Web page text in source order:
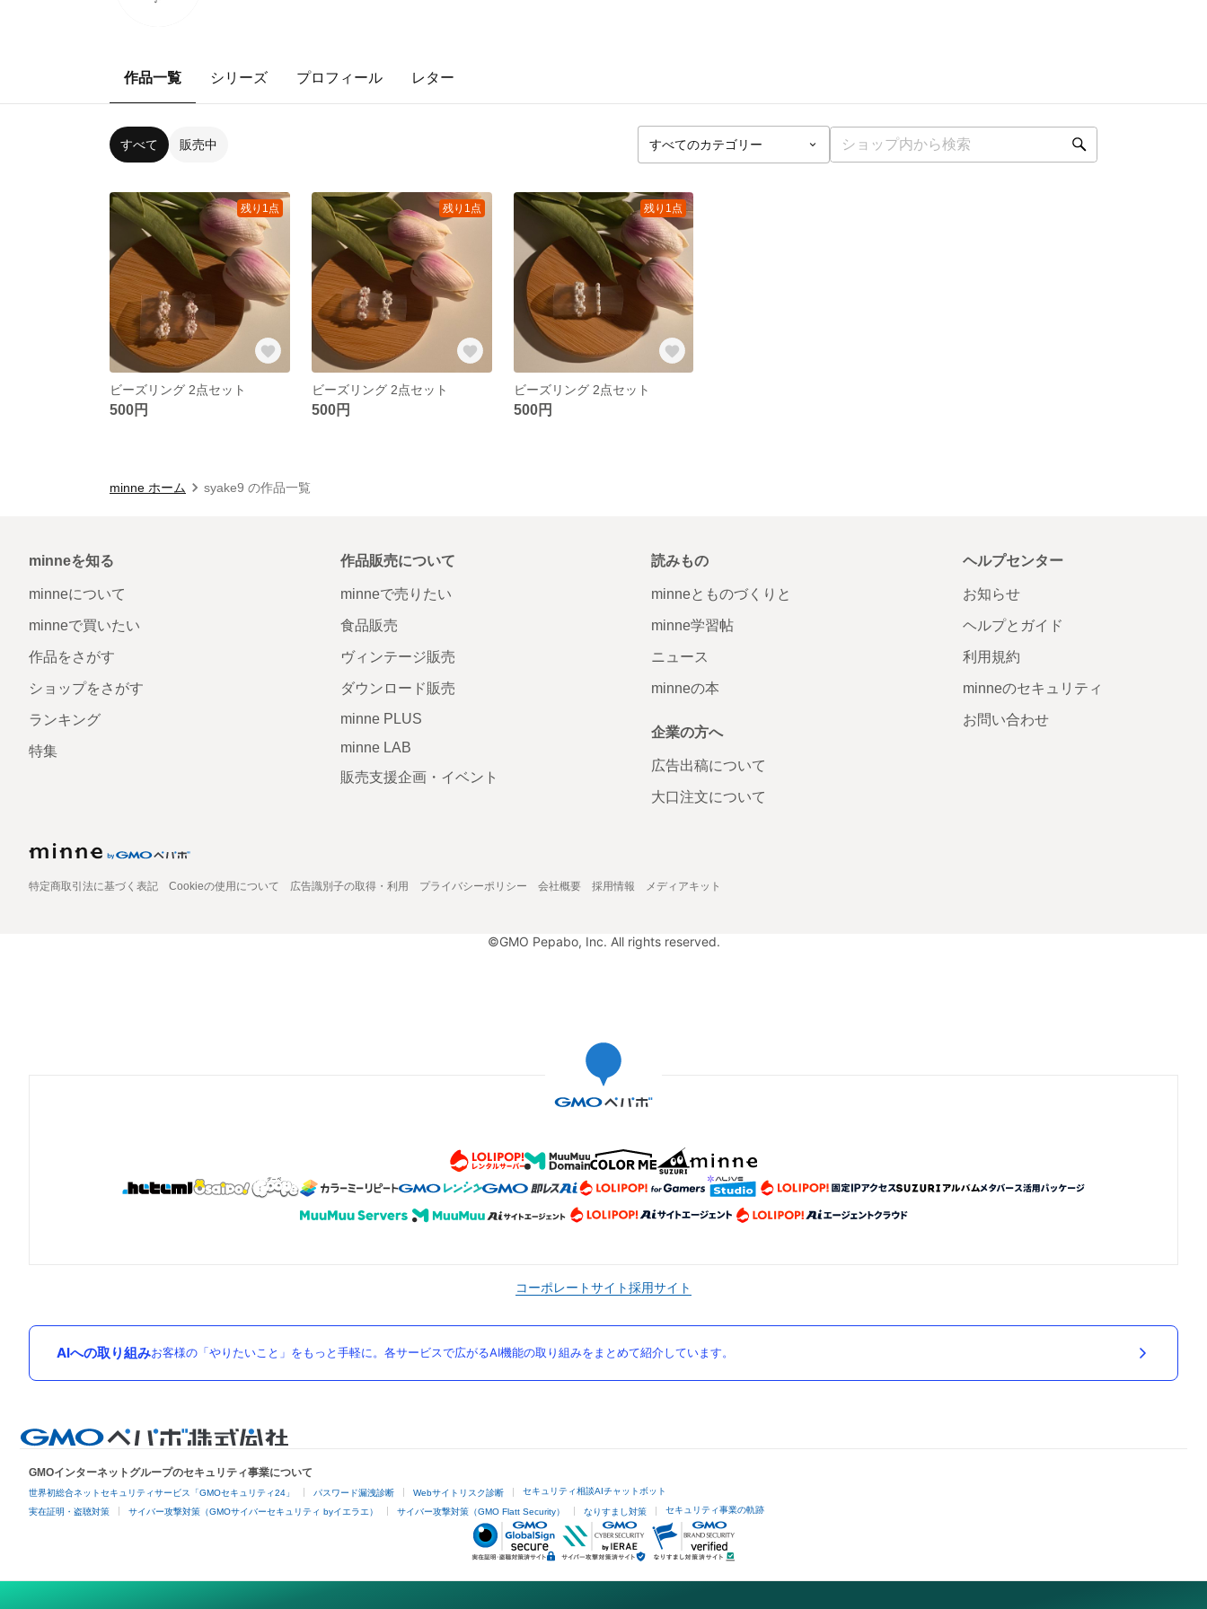
作品一覧 シリーズ プロフィール レター
すべて 販売中
残り1点
ビーズリング 2点セット
500円
残り1点
ビーズリング 2点セット
500円
残り1点
ビーズリング 2点セット
500円
minne ホーム syake9 の作品一覧
minneを知る
minneについて
minneで買いたい
作品をさがす
ショップをさがす
ランキング
特集
作品販売について
minneで売りたい
食品販売
ヴィンテージ販売
ダウンロード販売
minne PLUS
minne LAB
販売支援企画・イベント
読みもの
minneとものづくりと
minne学習帖
ニュース
minneの本
企業の方へ
広告出稿について
大口注文について
ヘルプセンター
お知らせ
ヘルプとガイド
利用規約
minneのセキュリティ
お問い合わせ
特定商取引法に基づく表記 Cookieの使用について 広告識別子の取得・利用 プライバシーポリシー 会社概要 採用情報 メディアキット
©GMO Pepabo, Inc. All rights reserved.
コーポレートサイト採用サイト
AIへの取り組みお客様の「やりたいこと」をもっと手軽に。各サービスで広がるAI機能の取り組みをまとめて紹介しています。
GMOインターネットグループのセキュリティ事業について
世界初総合ネットセキュリティサービス「GMOセキュリティ24」 パスワード漏洩診断 Webサイトリスク診断 セキュリティ相談AIチャットボット
実在証明・盗聴対策 サイバー攻撃対策（GMOサイバーセキュリティ byイエラエ） サイバー攻撃対策（GMO Flatt Security） なりすまし対策 セキュリティ事業の軌跡